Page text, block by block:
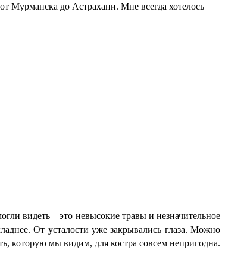
Мурманска до Астрахани. Мне всегда хотелось
видеть – это невысокие травы и незначительное
От усталости уже закрывались глаза. Можно
которую мы видим, для костра совсем непригодна.